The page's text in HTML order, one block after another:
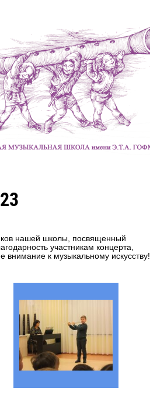
нашей школы, посвященный
участникам концерта,
внимание к музыкальному искусству!